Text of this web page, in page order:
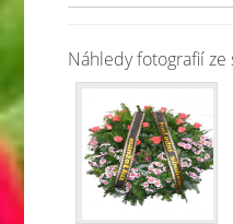
Náhledy fotografií ze